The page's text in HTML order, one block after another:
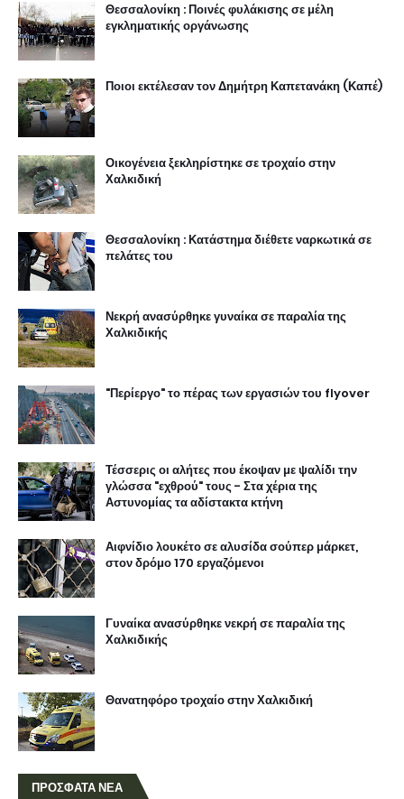
Θεσσαλονίκη : Ποινές φυλάκισης σε μέλη
εγκληματικής οργάνωσης
Ποιοι εκτέλεσαν τον Δημήτρη Καπετανάκη (Καπέ)
Οικογένεια ξεκληρίστηκε σε τροχαίο στην
Χαλκιδική
Θεσσαλονίκη : Κατάστημα διέθετε ναρκωτικά σε
πελάτες του
Νεκρή ανασύρθηκε γυναίκα σε παραλία της
Χαλκιδικής
"Περίεργο" το πέρας των εργασιών του flyover
Τέσσερις οι αλήτες που έκοψαν με ψαλίδι την
γλώσσα "εχθρού" τους - Στα χέρια της
Αστυνομίας τα αδίστακτα κτήνη
Αιφνίδιο λουκέτο σε αλυσίδα σούπερ μάρκετ,
στον δρόμο 170 εργαζόμενοι
Γυναίκα ανασύρθηκε νεκρή σε παραλία της
Χαλκιδικής
Θανατηφόρο τροχαίο στην Χαλκιδική
ΠΡΟΣΦΑΤΑ ΝΕΑ